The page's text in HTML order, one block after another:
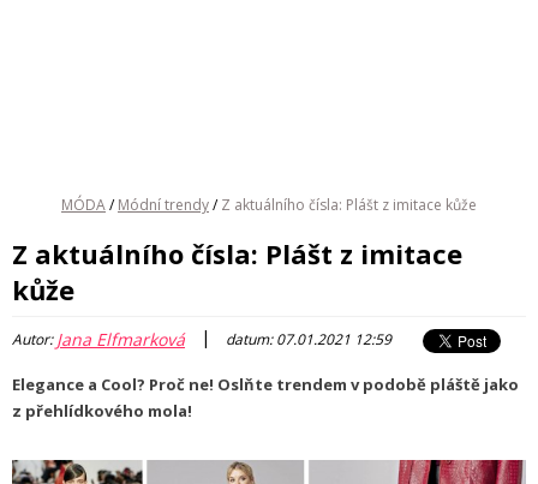
MÓDA/ Módní trendy/ Z aktuálního čísla: Plášt z imitace kůže
Z aktuálního čísla: Plášt z imitace
kůže
Autor:Jana Elfmarková | datum: 07.01.2021 12:59
Elegance a Cool? Proč ne! Oslňte trendem v podobě pláště jako
z přehlídkového mola!